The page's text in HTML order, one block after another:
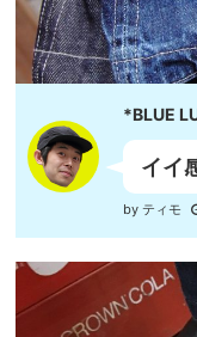
*BLUE
イイ
by ティモ